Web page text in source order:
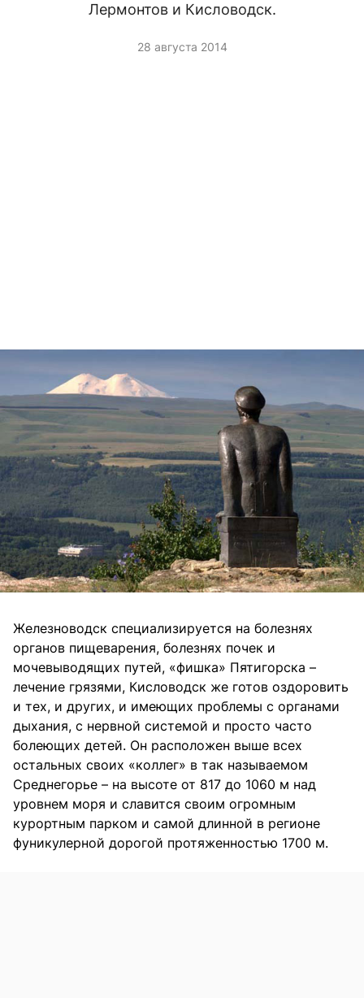
Лермонтов и Кисловодск.
28 августа 2014
Железноводск специализируется на болезнях
органов пищеварения, болезнях почек и
мочевыводящих путей, «фишка» Пятигорска –
лечение грязями, Кисловодск же готов оздоровить
и тех, и других, и имеющих проблемы с органами
дыхания, с нервной системой и просто часто
болеющих детей. Он расположен выше всех
остальных своих «коллег» в так называемом
Среднегорье – на высоте от 817 до 1060 м над
уровнем моря и славится своим огромным
курортным парком и самой длинной в регионе
фуникулерной дорогой протяженностью 1700 м.